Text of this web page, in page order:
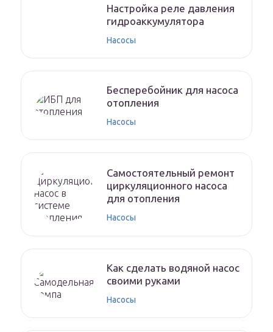
Настройка реле давления
гидроаккумулятора
Насосы
Бесперебойник для насоса
отопления
Насосы
Самостоятельный ремонт
циркуляционного насоса
для отопления
Насосы
Как сделать водяной насос
своими руками
Насосы